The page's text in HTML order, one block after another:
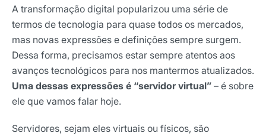
A transformação digital popularizou uma série de
termos de tecnologia para quase todos os mercados,
mas novas expressões e definições sempre surgem.
Dessa forma, precisamos estar sempre atentos aos
avanços tecnológicos para nos mantermos atualizados.
Uma dessas expressões é “servidor virtual” – é sobre
ele que vamos falar hoje.
Servidores, sejam eles virtuais ou físicos, são